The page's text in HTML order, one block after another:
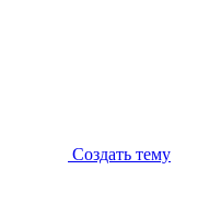
Создать тему